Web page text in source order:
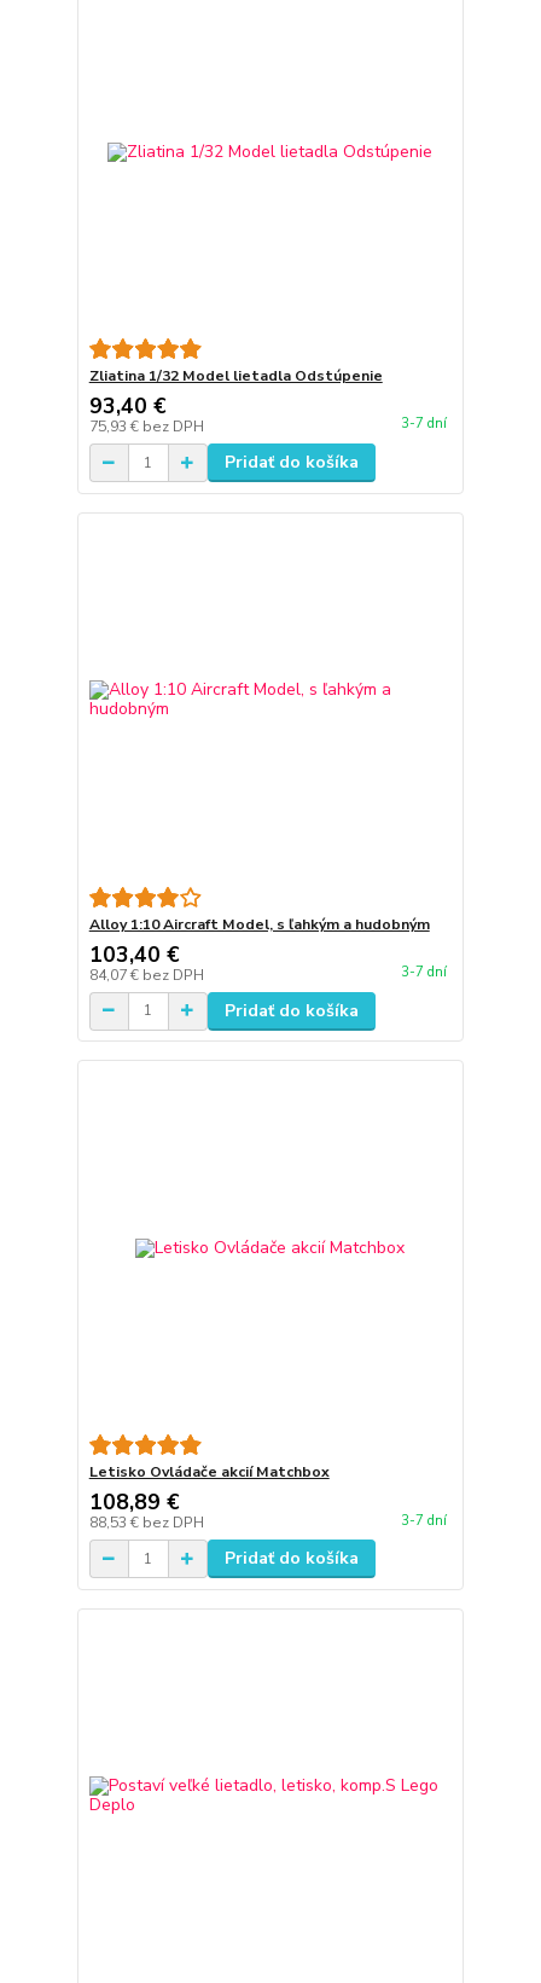
Zliatina 1/32 Model lietadla Odstúpenie
93,40 €
75,93 € bez DPH 3-7 dní
Pridať do košíka
Alloy 1:10 Aircraft Model, s ľahkým a hudobným
103,40 €
84,07 € bez DPH 3-7 dní
Pridať do košíka
Letisko Ovládače akcií Matchbox
108,89 €
88,53 € bez DPH 3-7 dní
Pridať do košíka